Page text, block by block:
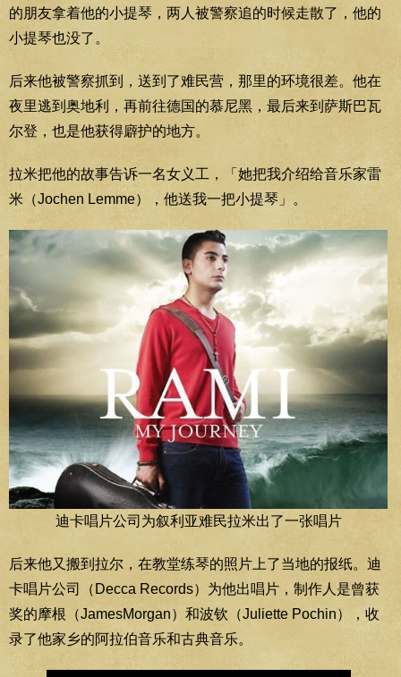
的朋友拿着他的小提琴，两人被警察追的时候走散了，他的
小提琴也没了。
后来他被警察抓到，送到了难民营，那里的环境很差。他在
夜里逃到奥地利，再前往德国的慕尼黑，最后来到萨斯巴瓦
尔登，也是他获得廦护的地方。
拉米把他的故事告诉一名女义工，「她把我介绍给音乐家雷
米（Jochen Lemme），他送我一把小提琴」。
迪卡唱片公司为叙利亚难民拉米出了一张唱片
后来他又搬到拉尔，在教堂练琴的照片上了当地的报纸。迪
卡唱片公司（Decca Records）为他出唱片，制作人是曾获
奖的摩根（JamesMorgan）和波钦（Juliette Pochin），收
录了他家乡的阿拉伯音乐和古典音乐。